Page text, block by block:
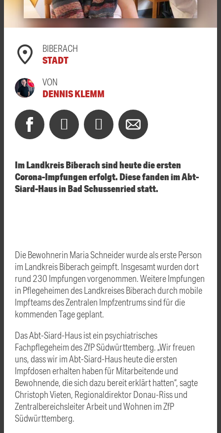
BIBERACH
STADT
VON
DENNIS KLEMM
Im Landkreis Biberach sind heute die ersten
Corona-Impfungen erfolgt. Diese fanden im Abt-
Siard-Haus in Bad Schussenried statt.
Die Bewohnerin Maria Schneider wurde als erste Person
im Landkreis Biberach geimpft. Insgesamt wurden dort
rund 230 Impfungen vorgenommen. Weitere Impfungen
in Pflegeheimen des Landkreises Biberach durch mobile
Impfteams des Zentralen Impfzentrums sind für die
kommenden Tage geplant.
Das Abt-Siard-Haus ist ein psychiatrisches
Fachpflegeheim des ZfP Südwürttemberg. „Wir freuen
uns, dass wir im Abt-Siard-Haus heute die ersten
Impfdosen erhalten haben für Mitarbeitende und
Bewohnende, die sich dazu bereit erklärt hatten“, sagte
Christoph Vieten, Regionaldirektor Donau-Riss und
Zentralbereichsleiter Arbeit und Wohnen im ZfP
Südwürttemberg.